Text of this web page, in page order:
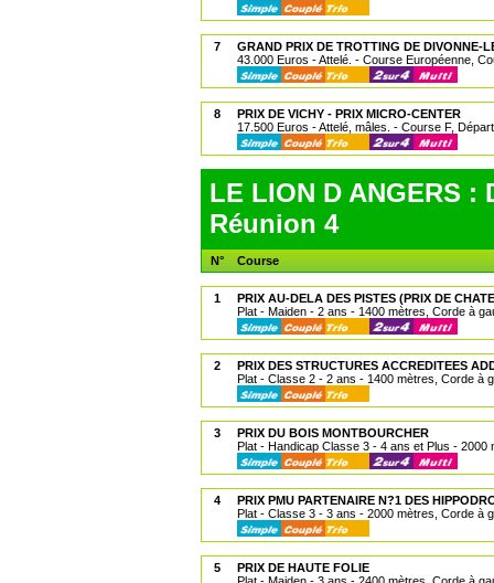
7
GRAND PRIX DE TROTTING DE DIVONNE-
43.000 Euros - Attelé. - Course Européenne,
8
PRIX DE VICHY - PRIX MICRO-CENTER
17.500 Euros - Attelé, mâles. - Course F,
LE LION D ANGERS :
Réunion 4
N° Course
1
PRIX AU-DELA DES PISTES (PRIX DE
Plat - Maiden - 2 ans - 1400 mètres, Corde à
2
PRIX DES STRUCTURES ACCREDITEES
Plat - Classe 2 - 2 ans - 1400 mètres, Corde à
3
PRIX DU BOIS MONTBOURCHER
Plat - Handicap Classe 3 - 4 ans et Plus - 2000
4
PRIX PMU PARTENAIRE N?1 DES
Plat - Classe 3 - 3 ans - 2000 mètres, Corde à
5
PRIX DE HAUTE FOLIE